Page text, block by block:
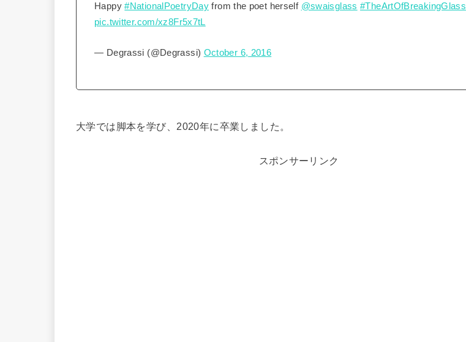
Happy#NationalPoetryDay from the poet herself @swaisglass #TheArtOfBreakingGlass
pic.twitter.com/xz8Fr5x7tL
— Degrassi (@Degrassi) October 6, 2016
大学では脚本を学び、2020年に卒業しました。
スポンサーリンク